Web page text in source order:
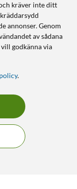
kräver inte ditt
annonser. Genom
av sådana
godkänna via
.